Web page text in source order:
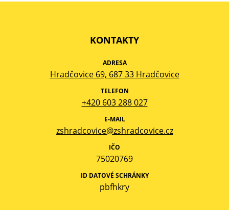
KONTAKTY
ADRESA
Hradčovice 69, 687 33 Hradčovice
TELEFON
+420 603 288 027
E-MAIL
zshradcovice@zshradcovice.cz
IČO
75020769
ID DATOVÉ SCHRÁNKY
pbfhkry